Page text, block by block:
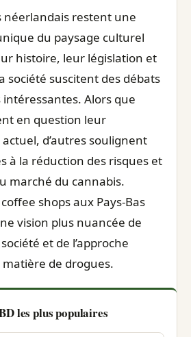
néerlandais restent une
du paysage culturel
histoire, leur législation et
société suscitent des débats
Alors que
en question leur
d’autres soulignent
à la réduction des risques et
marché du cannabis.
shops aux Pays-Bas
vision plus nuancée de
et de l’approche
de drogues.
les plus populaires